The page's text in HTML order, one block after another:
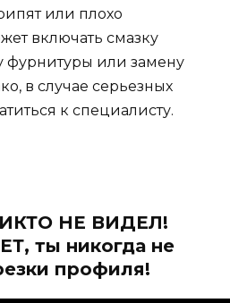
или плохо
включать смазку
фурнитуры или замену
в случае серьезных
к специалисту.
НЕ ВИДЕЛ!
ты никогда не
профиля!